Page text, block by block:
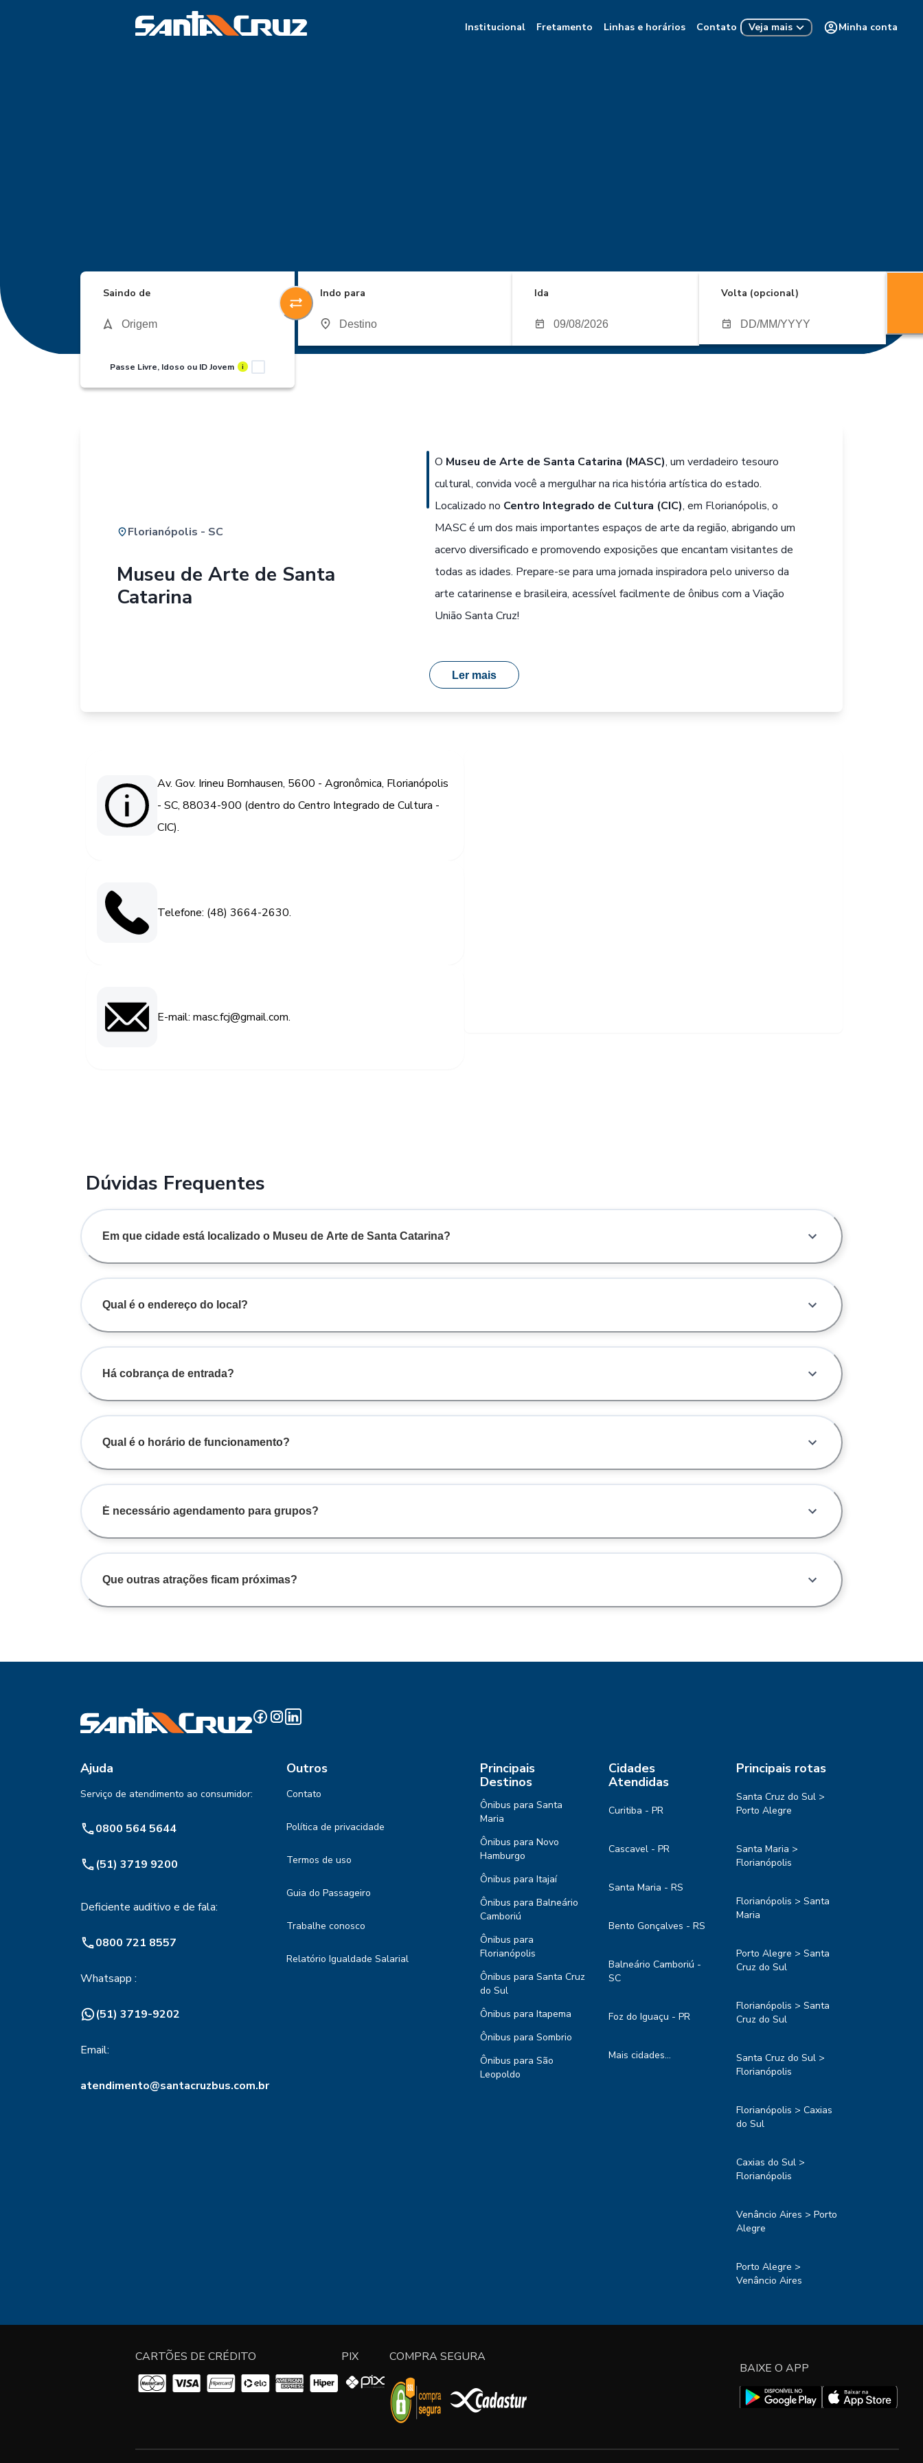
Institucional Fretamento Linhas e horários Contato Veja mais Minha conta
Saindo de
Passe Livre, Idoso ou ID Jovem i
Indo para Ida Volta (opcional)
Florianópolis - SC
Museu de Arte de Santa
Catarina
O Museu de Arte de Santa Catarina (MASC), um verdadeiro tesouro
cultural, convida você a mergulhar na rica história artística do estado.
Localizado no Centro Integrado de Cultura (CIC), em Florianópolis, o
MASC é um dos mais importantes espaços de arte da região, abrigando um
acervo diversificado e promovendo exposições que encantam visitantes de
todas as idades. Prepare-se para uma jornada inspiradora pelo universo da
arte catarinense e brasileira, acessível facilmente de ônibus com a Viação
União Santa Cruz!
Ler mais
Av. Gov. Irineu Bornhausen, 5600 - Agronômica, Florianópolis
- SC, 88034-900 (dentro do Centro Integrado de Cultura -
CIC).
Telefone: (48) 3664-2630.
E-mail: masc.fcj@gmail.com.
Dúvidas Frequentes
Em que cidade está localizado o Museu de Arte de Santa Catarina?
Qual é o endereço do local?
Há cobrança de entrada?
Qual é o horário de funcionamento?
É necessário agendamento para grupos?
Que outras atrações ficam próximas?
Ajuda
Serviço de atendimento ao consumidor:
0800 564 5644
(51) 3719 9200
Deficiente auditivo e de fala:
0800 721 8557
Whatsapp :
(51) 3719-9202
Email:
atendimento@santacruzbus.com.br
Outros
Contato
Política de privacidade
Termos de uso
Guia do Passageiro
Trabalhe conosco
Relatório Igualdade Salarial
Principais
Destinos
Ônibus para Santa
Maria
Ônibus para Novo
Hamburgo
Ônibus para Itajaí
Ônibus para Balneário
Camboriú
Ônibus para
Florianópolis
Ônibus para Santa Cruz
do Sul
Ônibus para Itapema
Ônibus para Sombrio
Ônibus para São
Leopoldo
Cidades
Atendidas
Curitiba - PR
Cascavel - PR
Santa Maria - RS
Bento Gonçalves - RS
Balneário Camboriú -
SC
Foz do Iguaçu - PR
Mais cidades...
Principais rotas
Santa Cruz do Sul >
Porto Alegre
Santa Maria >
Florianópolis
Florianópolis > Santa
Maria
Porto Alegre > Santa
Cruz do Sul
Florianópolis > Santa
Cruz do Sul
Santa Cruz do Sul >
Florianópolis
Florianópolis > Caxias
do Sul
Caxias do Sul >
Florianópolis
Venâncio Aires > Porto
Alegre
Porto Alegre >
Venâncio Aires
CARTÕES DE CRÉDITO PIX COMPRA SEGURA
BAIXE O APP